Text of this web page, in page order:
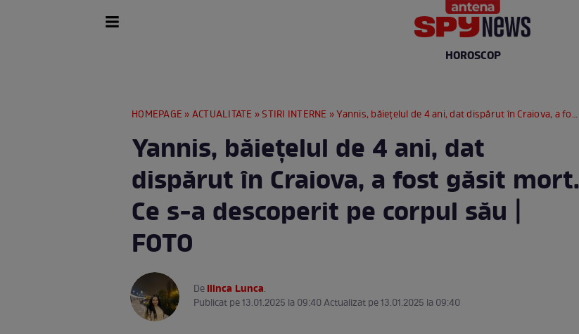
HOROSCOP
HOMEPAGE »ACTUALITATE »STIRI INTERNE » Yannis, băiețelul de 4 ani, dat dispărut în Craiova, a fost găsit mort. Ce s-a descoperit pe corpul său | FOTO
Yannis, băiețelul de 4 ani, dat
dispărut în Craiova, a fost găsit mort.
Ce s-a descoperit pe corpul său |
FOTO
DeIlinca Lunca.
Publicat pe 13.01.2025 la 09:40 Actualizat pe 13.01.2025 la 09:40